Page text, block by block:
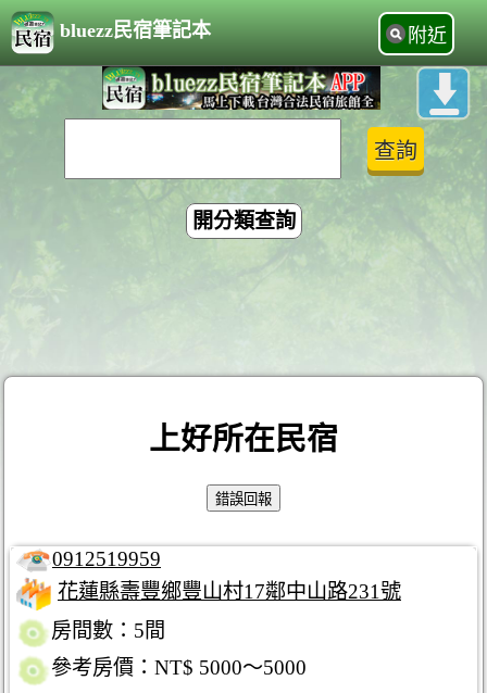
bluezz民宿筆記本 附近
開分類查詢
上好所在民宿
0912519959
花蓮縣壽豐鄉豐山村17鄰中山路231號
房間數：5間
參考房價：NT$ 5000～5000